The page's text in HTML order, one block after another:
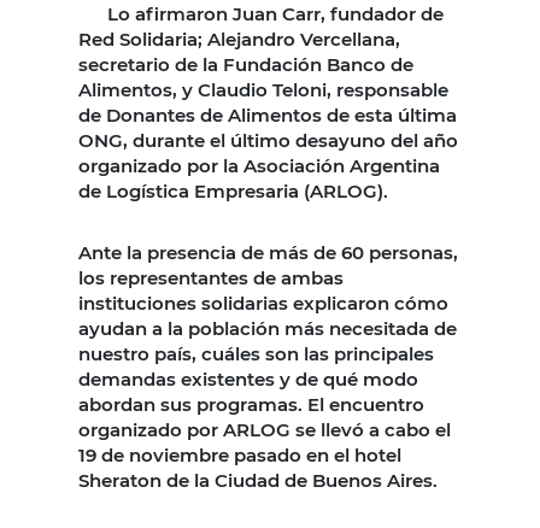
Lo afirmaron Juan Carr, fundador de
Red Solidaria; Alejandro Vercellana,
secretario de la Fundación Banco de
Alimentos, y Claudio Teloni, responsable
de Donantes de Alimentos de esta última
ONG, durante el último desayuno del año
organizado por la Asociación Argentina
de Logística Empresaria (ARLOG).
Ante la presencia de más de 60 personas,
los representantes de ambas
instituciones solidarias explicaron cómo
ayudan a la población más necesitada de
nuestro país, cuáles son las principales
demandas existentes y de qué modo
abordan sus programas. El encuentro
organizado por ARLOG se llevó a cabo el
19 de noviembre pasado en el hotel
Sheraton de la Ciudad de Buenos Aires.